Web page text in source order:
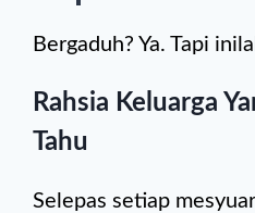
Bergaduh? Ya. Tapi
Rahsia Keluarga
Tahu
Selepas setiap